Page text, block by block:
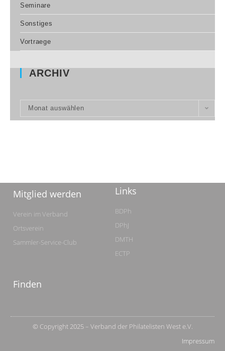
Seminare
Sonstiges
Vortraege
ARCHIV
Monat auswählen
Mitglied werden
Verein im Verband
Ortsverein
Sammler-Service-Club
Links
BDPh
DPhJ
DMTH
ECTP
Finden
© Copyright 2025 – Verband der Philatelisten West e.V.
Impressum